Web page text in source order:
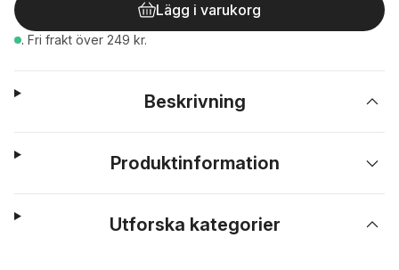
Lägg i varukorg
. Fri frakt över 249 kr.
Beskrivning
Produktinformation
Utforska kategorier